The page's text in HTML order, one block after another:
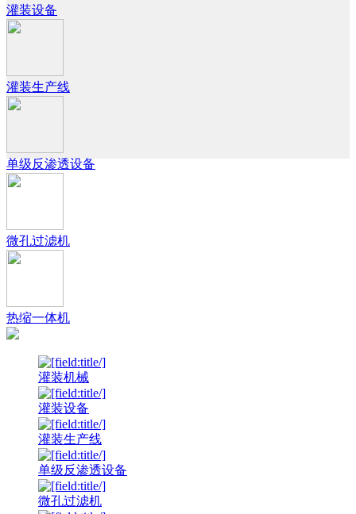
灌装设备
灌装生产线
单级反渗透设备
微孔过滤机
热缩一体机
灌装机械
灌装设备
灌装生产线
单级反渗透设备
微孔过滤机